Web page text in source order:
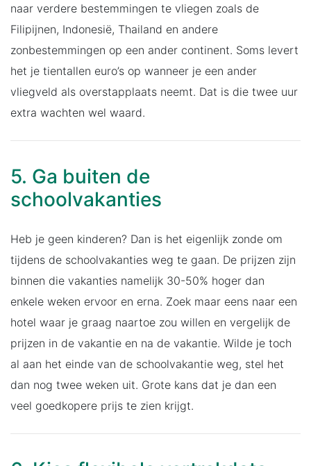
naar verdere bestemmingen te vliegen zoals de
Filipijnen, Indonesië, Thailand en andere
zonbestemmingen op een ander continent. Soms levert
het je tientallen euro’s op wanneer je een ander
vliegveld als overstapplaats neemt. Dat is die twee uur
extra wachten wel waard.
5. Ga buiten de
schoolvakanties
Heb je geen kinderen? Dan is het eigenlijk zonde om
tijdens de schoolvakanties weg te gaan. De prijzen zijn
binnen die vakanties namelijk 30-50% hoger dan
enkele weken ervoor en erna. Zoek maar eens naar een
hotel waar je graag naartoe zou willen en vergelijk de
prijzen in de vakantie en na de vakantie. Wilde je toch
al aan het einde van de schoolvakantie weg, stel het
dan nog twee weken uit. Grote kans dat je dan een
veel goedkopere prijs te zien krijgt.